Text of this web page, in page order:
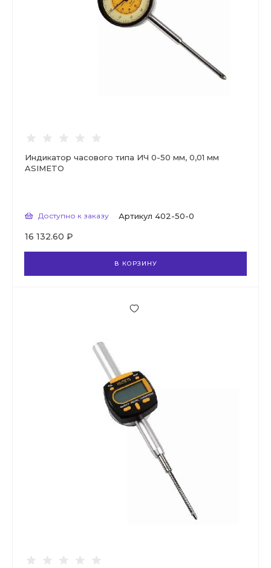
Индикатор часового типа ИЧ 0-50 мм, 0,01 мм
ASIMETO
Доступно к заказу Артикул 402-50-0
16 132.60 ₽
В КОРЗИНУ